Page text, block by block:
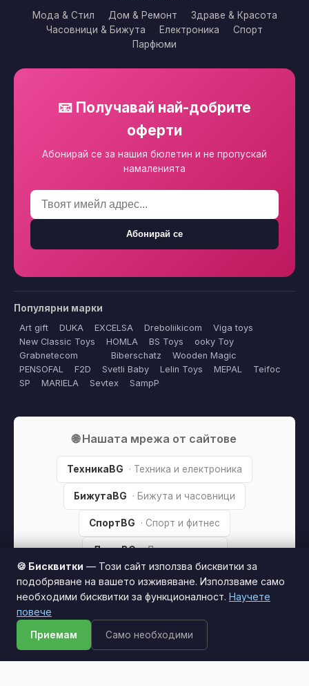
Мода & Стил Дом & Ремонт
Здраве & Красота
Часовници & Бижута
Електроника
Спорт
Парфюми
📧 Получавай най-добрите
оферти
Абонирай се за нашия бюлетин и не пропускай
намаленията
Абонирай се
Популярни марки
Art gift DUKA EXCELSA Dreboliikicom
Viga toys
New Classic Toys
HOMLA BS Toys
ooky Toy
Grabnetecom
Biberschatz
Wooden Magic
PENSOFAL
F2D Svetli Baby Lelin Toys MEPAL
Teifoc
SP
MARIELA Sevtex SampP
🌐 Нашата мрежа от сайтове
ТехникаBG · Техника и електроника
БижутаBG · Бижута и часовници
СпортBG · Спорт и фитнес
ДомиBG · Дом и градина
© 2026 Бебета & Деца. Всички права запазени.
Партньорско разкриване:Този сайт е независим и
съдържа партньорски (affiliate) линкове. Когато купите
продукт през тях, може да получим малка комисиона от
Този сайт използва бисквитки за по-добро
Приемам
🍪 Бисквитки — Този сайт използва бисквитки за
подобряване на вашето изживяване. Използваме само
необходими бисквитки за функционалност. Научете
повече
Приемам Само необходими